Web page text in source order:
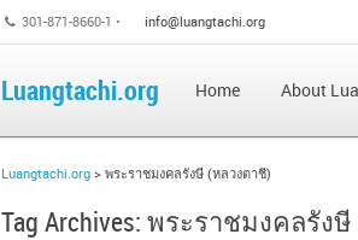
301-871-8660-1 • info@luangtachi.org
Luangtachi.org Home About
Luangtachi.org > พระราชมงคลรังษี (หลวงตาชี)
Tag Archives: พระราชมงคลรังษี